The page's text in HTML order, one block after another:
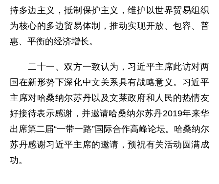
持多边主义，抵制保护主义，维护以世界贸易组织
为核心的多边贸易体制，推动实现开放、包容、普
惠、平衡的经济增长。
二十一、双方一致认为，习近平主席此访对两
国在新形势下深化中文关系具有战略意义。习近平
主席对哈桑纳尔苏丹以及文莱政府和人民的热情友
好接待表示感谢，并邀请哈桑纳尔苏丹2019年来华
出席第二届“一带一路”国际合作高峰论坛。哈桑纳尔
苏丹感谢习近平主席的邀请，预祝有关活动圆满成
功。